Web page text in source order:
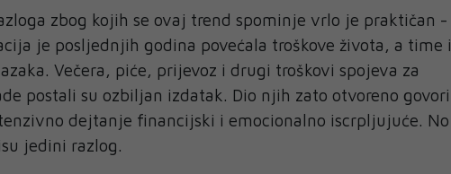
zbog kojih se ovaj trend spominje vrlo je praktičan -
je posljednjih godina povećala troškove života, a time i
Večera, piće, prijevoz i drugi troškovi spojeva za
postali su ozbiljan izdatak. Dio njih zato otvoreno govori
dejtanje financijski i emocionalno iscrpljujuće. No
jedini razlog.